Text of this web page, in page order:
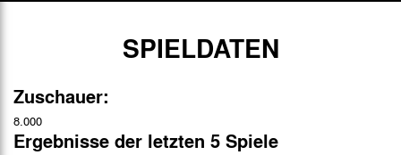
SPIELDATEN
Zuschauer:
8.000
Ergebnisse der letzten 5 Spiele